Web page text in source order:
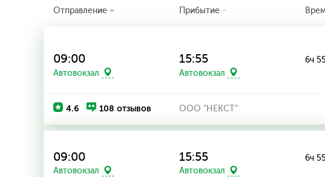
Отправление Прибытие
09:00
Автовокзал
15:55
Автовокзал
6ч
4.6 108 отзывов ООО "НЕКСТ"
09:00
Автовокзал
15:55
Автовокзал
6ч